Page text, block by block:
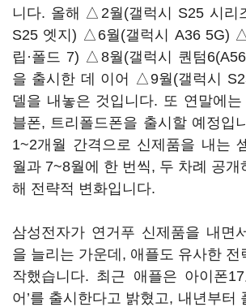
니다. 올해 △2월(갤럭시 S25 시리
S25 엣지) △6월(갤럭시 A36 5G)
립·폴드 7) △8월(갤럭시 퀀텀
을 출시한 데 이어 △9월(갤럭시
델을 내놓은 것입니다. 또 연말에
블폰, 트리폴드폰을 출시할 예정입
1~2개월 간격으로 신제품을 내는
월과 7~8월에 한 번씩, 두 차례 공개
해 전략적 변화입니다.
삼성전자가 연거푸 신제품을 내면
을 늘리는 가운데, 애플도 유사한 전
작했습니다. 최근 애플은 아이폰17
어’를 출시한다고 밝혔고, 내년부터